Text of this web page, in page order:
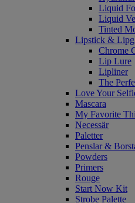
Liquid
Liquid
Tinted
Lipstick &
Chrome
Lip Lure
Lipliner
The
Love Your
Mascara
My Favorite
Necessär
Paletter
Penslar &
Powders
Primers
Rouge
Start Now Kit
Strobe Palette